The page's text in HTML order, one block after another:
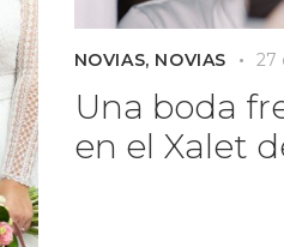
NOVIAS, NOVIAS 27
Una boda
en el Xalet